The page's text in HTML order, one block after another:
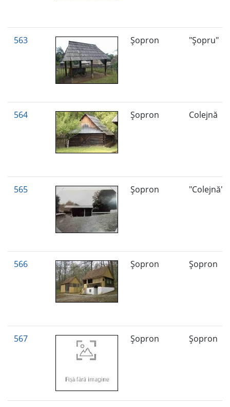
563 Şopron "Şopru"
564 Şopron Colejnă
565 Şopron "Colejnă"
566 Şopron Şopron
567 Şopron Şopron